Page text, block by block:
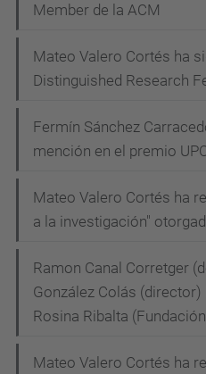
Member de la ACM
Mateo Valero Cortés ha
Distinguished Research
Fermín Sánchez
mención en el premio
Mateo Valero Cortés ha
a la investigación"
Ramon Canal Corretger
González Colás
Rosina Ribalta
Mateo Valero Cortés ha